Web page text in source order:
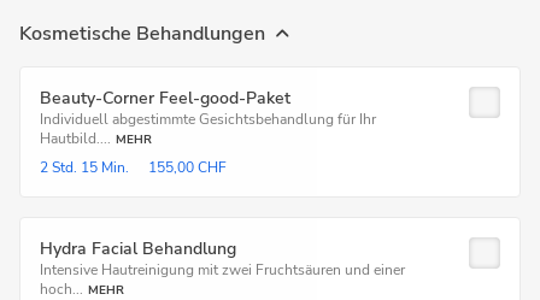
Kosmetische Behandlungen
Beauty-Corner Feel-good-Paket
Individuell abgestimmte Gesichtsbehandlung für Ihr
Hautbild.... MEHR
2 Std. 15 Min. 155,00 CHF
Hydra Facial Behandlung
Intensive Hautreinigung mit zwei Fruchtsäuren und einer
hoch... MEHR